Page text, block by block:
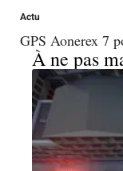
Actu
GPS Aonerex 7
À ne pas